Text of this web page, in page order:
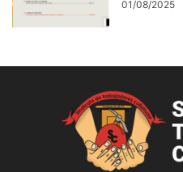
01/08/2025